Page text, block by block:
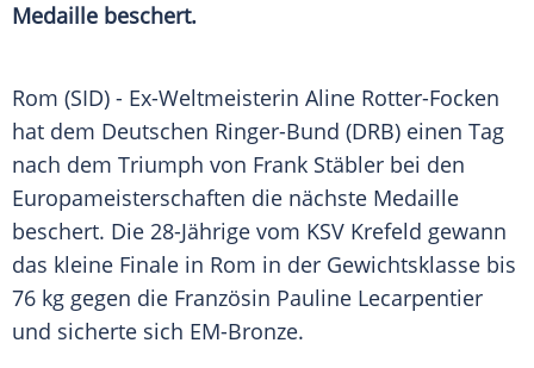
Medaille beschert.
Rom (SID) - Ex-Weltmeisterin Aline Rotter-Focken
hat dem Deutschen Ringer-Bund (DRB) einen Tag
nach dem Triumph von Frank Stäbler bei den
Europameisterschaften die nächste Medaille
beschert. Die 28-Jährige vom KSV Krefeld gewann
das kleine Finale in Rom in der Gewichtsklasse bis
76 kg gegen die Französin Pauline Lecarpentier
und sicherte sich EM-Bronze.